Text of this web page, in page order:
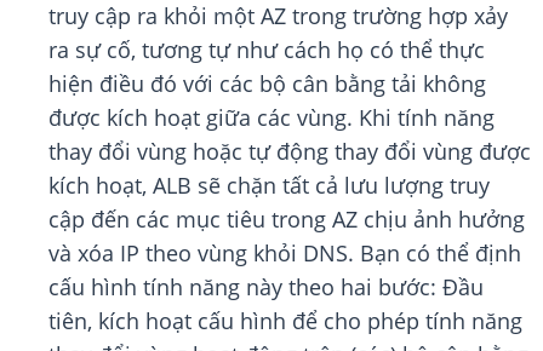
truy cập ra khỏi một AZ trong trường hợp xảy
ra sự cố, tương tự như cách họ có thể thực
hiện điều đó với các bộ cân bằng tải không
được kích hoạt giữa các vùng. Khi tính năng
thay đổi vùng hoặc tự động thay đổi vùng được
kích hoạt, ALB sẽ chặn tất cả lưu lượng truy
cập đến các mục tiêu trong AZ chịu ảnh hưởng
và xóa IP theo vùng khỏi DNS. Bạn có thể định
cấu hình tính năng này theo hai bước: Đầu
tiên, kích hoạt cấu hình để cho phép tính năng